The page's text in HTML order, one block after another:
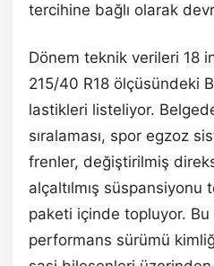
tercihine bağlı olarak
Dönem teknik verileri 18
215/40 R18 ölçüsündeki
lastikleri listeliyor.
sıralaması, spor egzoz
frenler, değiştirilmiş
alçaltılmış süspansiyonu
paketi içinde topluyor. Bu
performans sürümü